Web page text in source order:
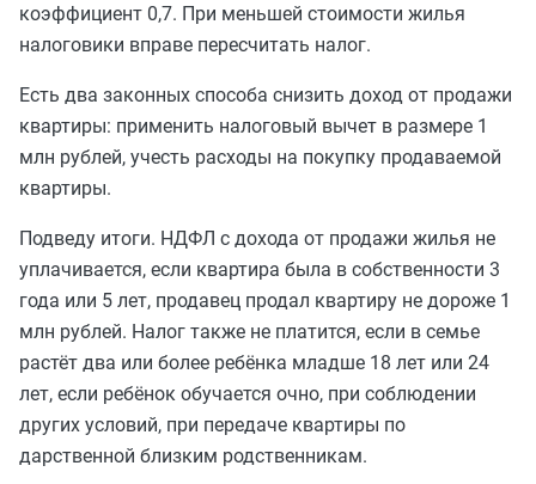
коэффициент 0,7. При меньшей стоимости жилья
налоговики вправе пересчитать налог.
Есть два законных способа снизить доход от продажи
квартиры: применить налоговый вычет в размере 1
млн рублей, учесть расходы на покупку продаваемой
квартиры.
Подведу итоги. НДФЛ с дохода от продажи жилья не
уплачивается, если квартира была в собственности 3
года или 5 лет, продавец продал квартиру не дороже 1
млн рублей. Налог также не платится, если в семье
растёт два или более ребёнка младше 18 лет или 24
лет, если ребёнок обучается очно, при соблюдении
других условий, при передаче квартиры по
дарственной близким родственникам.